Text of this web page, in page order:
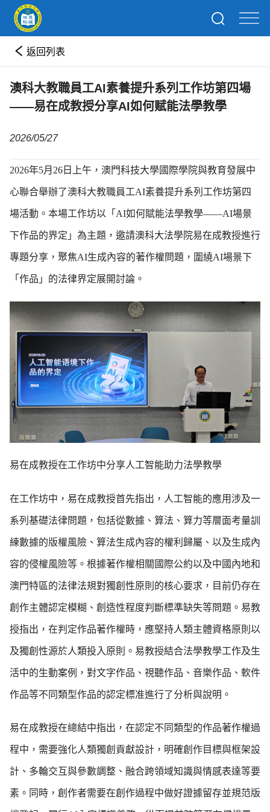
返回列表
澳科大教職員工AI素養提升系列工作坊第四場
——易在成教授分享AI如何赋能法學教學
2026/05/27
2026年5月26日上午，澳門科技大學國際學院與教育發展中
心聯合舉辦了澳科大教職員工AI素養提升系列工作坊第四
場活動。本場工作坊以「AI如何賦能法學教學——AI場景
下作品的界定」為主題，邀請澳科大法學院易在成教授進行
專題分享，聚焦AI生成內容的著作權問題，圍繞AI場景下
「作品」的法律界定展開討論。
易在成教授在工作坊中分享人工智能助力法學教學
在工作坊中，易在成教授首先指出，人工智能的應用涉及一
系列基礎法律問題，包括從數據、算法、算力等層面考量訓
練數據的版權風險、算法生成內容的權利歸屬、以及生成內
容的侵權風險等。根據著作權相關國際公約以及中國內地和
澳門特區的法律法規對獨創性原則的核心要求，目前仍存在
創作主體認定模糊、創造性程度判斷標準缺失等問題。易教
授指出，在判定作品著作權時，應堅持人類主體資格原則以
及獨創性源於人類投入原則。易教授結合法學教學工作及生
活中的生動案例，對文字作品、視聽作品、音樂作品、軟件
作品等不同類型作品的認定標准進行了分析與說明。
易在成教授在總結中指出，在認定不同類型的作品著作權過
程中，需要強化人類獨創貢獻設計，明確創作目標與框架設
計、多輪交互與參數調整、融合跨領域知識與情感表達等要
素。同時，創作者需要在創作過程中做好證據留存並規范版